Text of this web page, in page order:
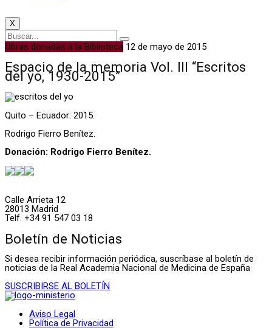
X
Obras donadas a la Biblioteca 12 de mayo de 2015
Espacio de la memoria Vol. III “Escritos
del yo, 1930-2015”
Quito – Ecuador: 2015.
Rodrigo Fierro Benítez.
Donación: Rodrigo Fierro Benítez.
Calle Arrieta 12
28013 Madrid
Telf. +34 91 547 03 18
Boletín de Noticias
Si desea recibir información periódica, suscríbase al boletín de
noticias de la Real Academia Nacional de Medicina de España
SUSCRIBIRSE AL BOLETÍN
Aviso Legal
Política de Privacidad